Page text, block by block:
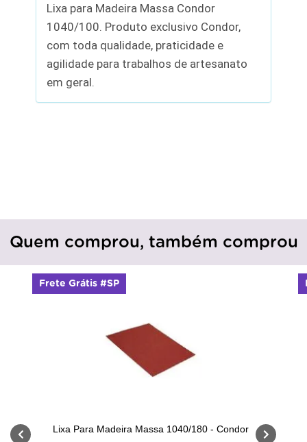
Lixa para Madeira Massa Condor
1040/100. Produto exclusivo Condor,
com toda qualidade, praticidade e
agilidade para trabalhos de artesanato
em geral.
Quem comprou, também comprou
Lixa Para Madeira Massa 1040/180 - Condor
Frete Grátis #SP